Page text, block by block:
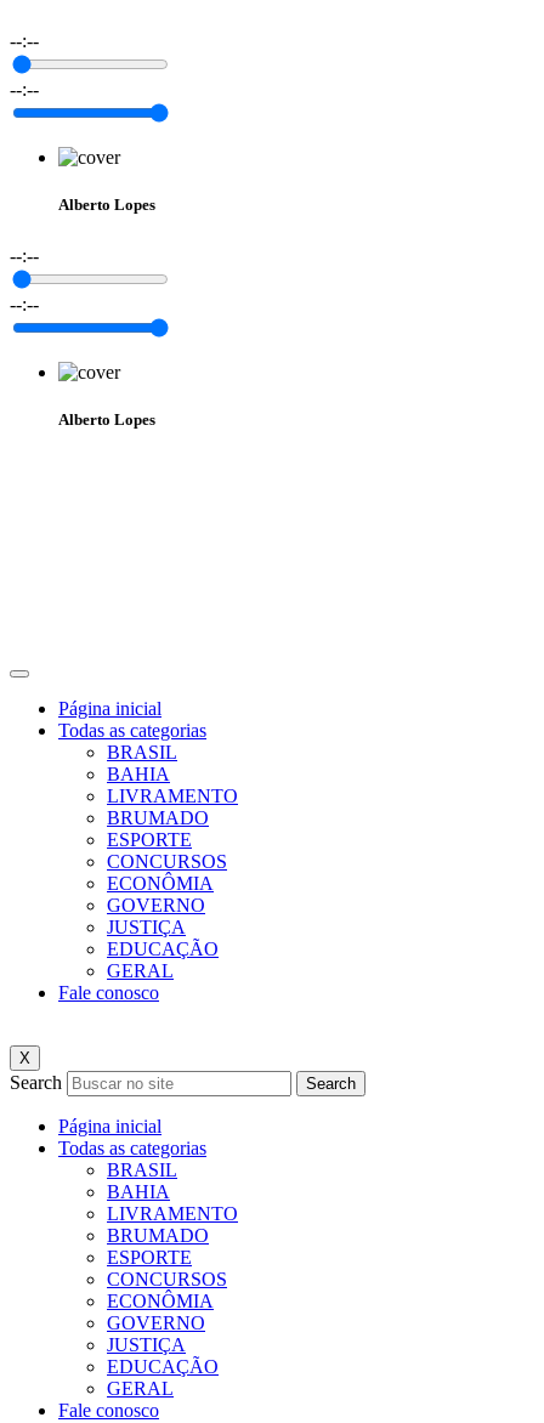
--:--
--:--
Alberto Lopes
--:--
--:--
Alberto Lopes
Página inicial
Todas as categorias
BRASIL
BAHIA
LIVRAMENTO
BRUMADO
ESPORTE
CONCURSOS
ECONÔMIA
GOVERNO
JUSTIÇA
EDUCAÇÃO
GERAL
Fale conosco
X
Search Search
Página inicial
Todas as categorias
BRASIL
BAHIA
LIVRAMENTO
BRUMADO
ESPORTE
CONCURSOS
ECONÔMIA
GOVERNO
JUSTIÇA
EDUCAÇÃO
GERAL
Fale conosco